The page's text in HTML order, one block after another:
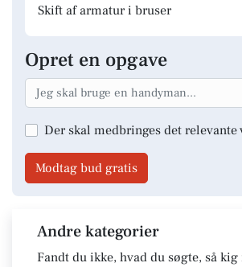
Skift af armatur i bruser
Opret en opgave
Der skal medbringes det
Modtag bud gratis
Andre kategorier
Fandt du ikke, hvad du søgte, så kig